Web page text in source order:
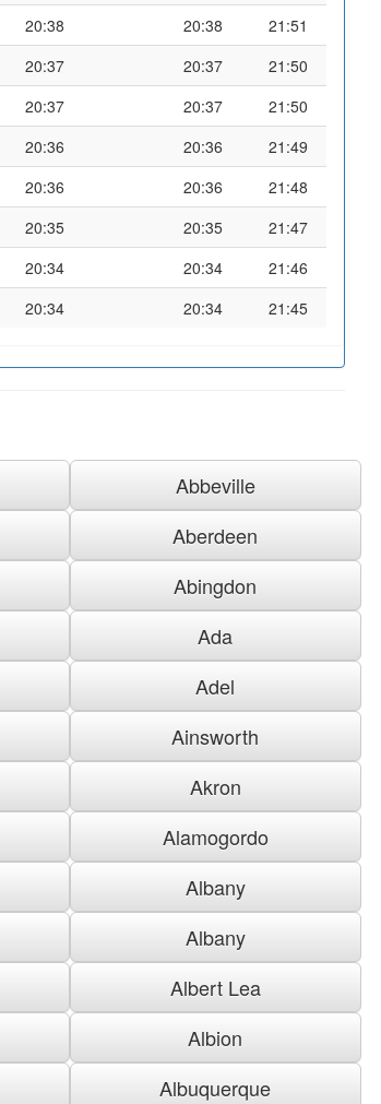
20:38 20:38
21:51
20:37 20:37
21:50
20:37 20:37
21:50
20:36 20:36
21:49
20:36 20:36
21:48
20:35 20:35
21:47
20:34 20:34
21:46
20:34 20:34 21:45
Abbeville
Aberdeen
Abingdon
Ada
Adel
Ainsworth
Akron
Alamogordo
Albany
Albany
Albert Lea
Albion
Albuquerque